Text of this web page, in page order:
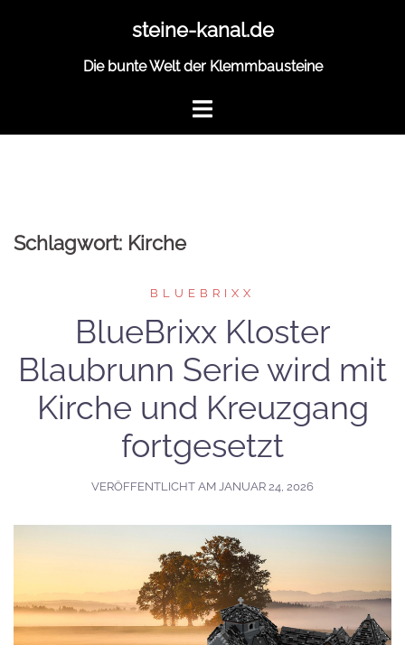
steine-kanal.de
Die bunte Welt der Klemmbausteine
Schlagwort: Kirche
BLUEBRIXX
BlueBrixx Kloster
Blaubrunn Serie wird mit
Kirche und Kreuzgang
fortgesetzt
VERÖFFENTLICHT AM JANUAR 24, 2026